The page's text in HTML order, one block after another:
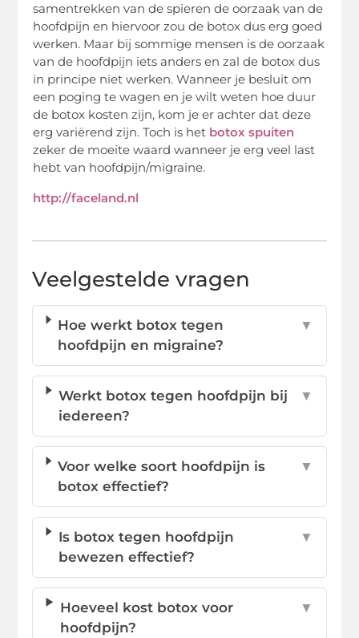
samentrekken van de spieren de oorzaak van de
hoofdpijn en hiervoor zou de botox dus erg goed
werken. Maar bij sommige mensen is de oorzaak
van de hoofdpijn iets anders en zal de botox dus
in principe niet werken. Wanneer je besluit om
een poging te wagen en je wilt weten hoe duur
de botox kosten zijn, kom je er achter dat deze
erg variërend zijn. Toch is het botox spuiten
zeker de moeite waard wanneer je erg veel last
hebt van hoofdpijn/migraine.
http://faceland.nl
Veelgestelde vragen
Hoe werkt botox tegen
hoofdpijn en migraine?
▼
Werkt botox tegen hoofdpijn bij
iedereen?
▼
Voor welke soort hoofdpijn is
botox effectief?
▼
Is botox tegen hoofdpijn
bewezen effectief?
▼
Hoeveel kost botox voor
hoofdpijn?
▼